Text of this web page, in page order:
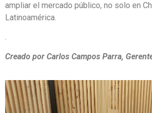
ampliar el mercado público, no solo en
Latinoamérica.
.
Creado por Carlos Campos Parra,